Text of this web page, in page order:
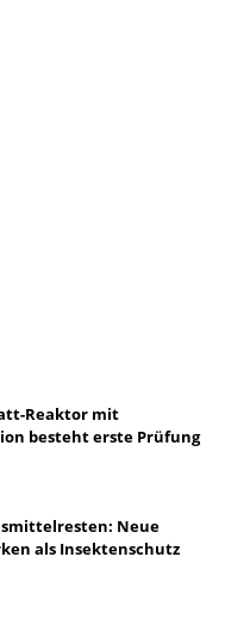
Reaktor mit
besteht erste Prüfung
Neue
als Insektenschutz